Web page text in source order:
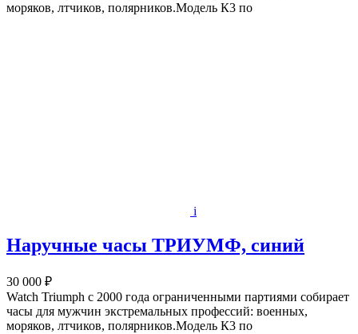
моряков, лтчиков, полярников.Модель К3 по
i
Наручные часы ТРИУМФ, синий
30 000 ₽
Watch Triumph с 2000 года ограниченными партиями собирает
часы для мужчин экстремальных профессий: военных,
моряков, лтчиков, полярников.Модель К3 по